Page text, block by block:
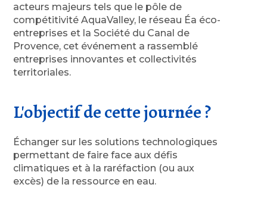
acteurs majeurs tels que le pôle de
compétitivité AquaValley, le réseau Éa éco-
entreprises et la Société du Canal de
Provence, cet événement a rassemblé
entreprises innovantes et collectivités
territoriales.
L'objectif de cette journée ?
Échanger sur les solutions technologiques
permettant de faire face aux défis
climatiques et à la raréfaction (ou aux
excès) de la ressource en eau.